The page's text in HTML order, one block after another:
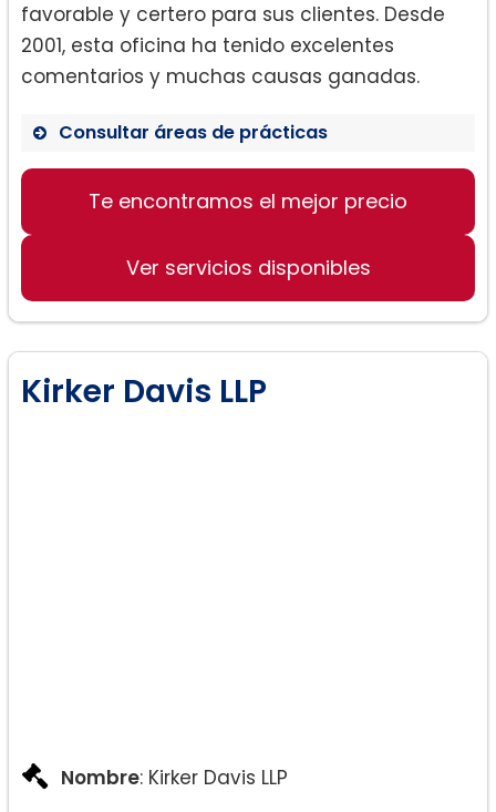
favorable y certero para sus clientes. Desde
2001, esta oficina ha tenido excelentes
comentarios y muchas causas ganadas.
Consultar áreas de prácticas
Divorcio.
Custodia de menores.
Manutención de niños.
Derechos de los abuelos.
Te encontramos el mejor precio
Ver servicios disponibles
Kirker Davis LLP
Nombre: Kirker Davis LLP